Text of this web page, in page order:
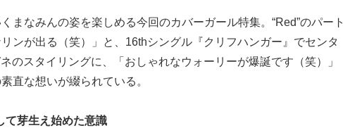
まなみんの姿を楽しめる今回のカバーガール特集。“Red”のパート
ンが出る（笑）」と、16thシングル『クリフハンガー』でセンタ
のスタイリングに、「おしゃれなウォーリーが爆誕です（笑）」
直な想いが綴られている。
て芽生え始めた意識